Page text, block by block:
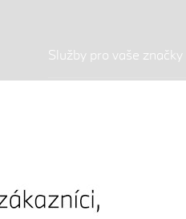
Služby pro vaše značky
Akční nabídky